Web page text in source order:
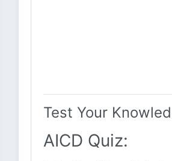
Test Your
AICD Quiz: